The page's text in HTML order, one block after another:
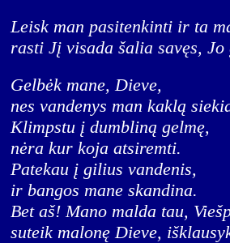
Leisk man pasitenkinti ir ta
rasti Jį visada šalia savęs, Jo
Gelbėk mane, Dieve,
nes vandenys man kaklą
Klimpstu į dumbliną gelmę,
nėra kur koja atsiremti.
Patekau į gilius vandenis,
ir bangos mane skandina.
Bet aš! Mano malda tau,
suteik malonę Dieve,